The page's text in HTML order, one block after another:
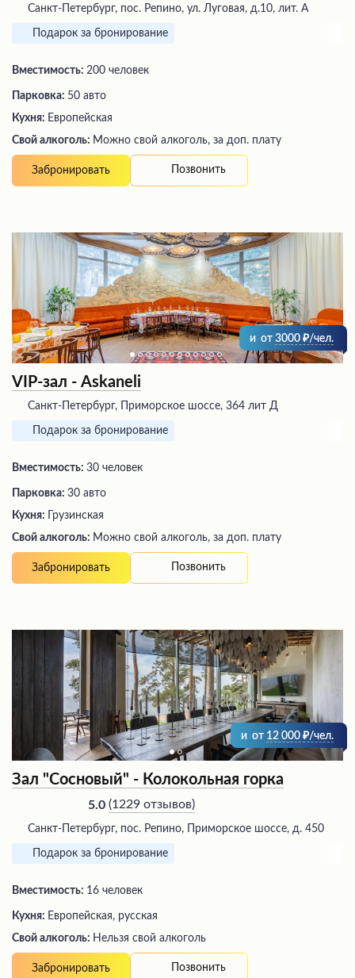
Санкт-Петербург, пос. Репино, ул. Луговая, д.10, лит. А
Подарок за бронирование
Вместимость: 200 человек
Парковка: 50 авто
Кухня: Европейская
Свой алкоголь: Можно свой алкоголь, за доп. плату
Забронировать Позвонить
и от 3000 /чел.
VIP-зал - Askaneli
Санкт-Петербург, Приморское шоссе, 364 лит Д
Подарок за бронирование
Вместимость: 30 человек
Парковка: 30 авто
Кухня:
Грузинская
Свой алкоголь: Можно свой алкоголь, за доп. плату
Забронировать Позвонить
и от 12 000 /чел.
Зал "Сосновый" - Колокольная горка
5.0 (1229 отзывов)
Санкт-Петербург, пос. Репино, Приморское шоссе, д. 450
Подарок за бронирование
Вместимость: 16 человек
Кухня: Европейская, русская
Свой алкоголь: Нельзя свой алкоголь
Забронировать Позвонить